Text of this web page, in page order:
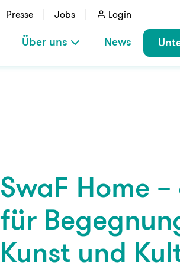
Presse Jobs Login
Über uns News
SwaF Home
für
Kunst und